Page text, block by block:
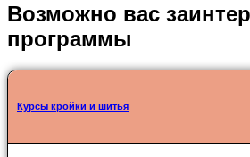
Возможно вас
программы
Курсы кройки и шитья